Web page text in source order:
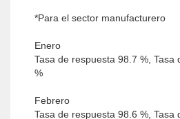
*Para el sector manufacturero
Enero
Tasa de respuesta 98.7 %, Tasa
%
Febrero
Tasa de respuesta 98.6 %, Tasa